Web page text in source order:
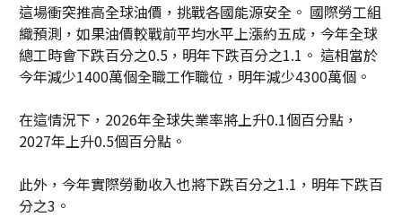
這場衝突推高全球油價，挑戰各國能源安全。 國際勞工組
織預測，如果油價較戰前平均水平上漲約五成，今年全球
總工時會下跌百分之0.5，明年下跌百分之1.1。 這相當於
今年減少1400萬個全職工作職位，明年減少4300萬個。
在這情況下，2026年全球失業率將上升0.1個百分點，
2027年上升0.5個百分點。
此外，今年實際勞動收入也將下跌百分之1.1，明年下跌百
分之3。